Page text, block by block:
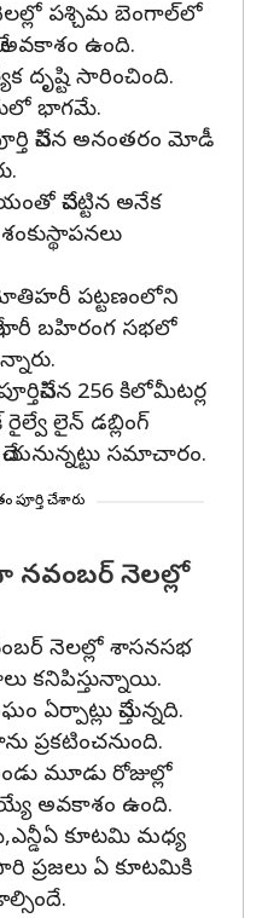
పశ్చిమ బెంగాల్‌లో
అవకాశం ఉంది.
దృష్టి సారించింది.
భాగమే.
చేసిన అనంతరం మోడీ
చేపట్టిన అనేక
పట్టణంలోని
బహిరంగ సభలో
256 కిలోమీటర్ల
లైన్‌ డబ్లింగ్‌
చేయనున్నట్టు సమాచారం.
పూర్తి చేశారు
నెలల్లో
నెలల్లో శాసనసభ
కనిపిస్తున్నాయి.
ఏర్పాట్లు చేస్తున్నది.
ప్రకటించనుంది.
మూడు రోజుల్లో
అవకాశం ఉంది.
కూటమి మధ్య
ప్రజలు ఏ కూటమికి